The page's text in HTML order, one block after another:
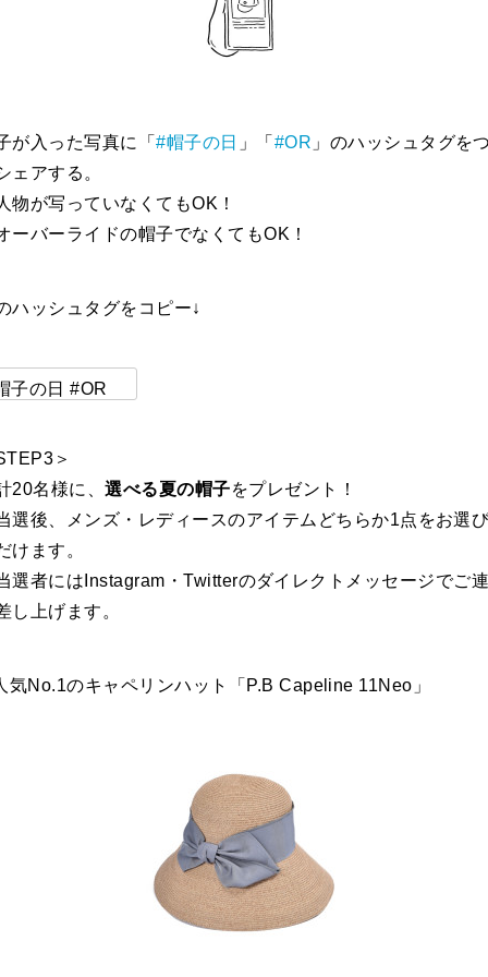
が入った写真に「#帽子の日 」「 #OR 」のハッシュタグを
ェアする。
物が写っていなくてもOK！
ーバーライドの帽子でなくてもOK！
ハッシュタグをコピー↓
子の日 #OR
＞
20名様に、選べる夏の帽子をプレゼント！
選後、メンズ・レディースのアイテムどちらか1点をお選
けます。
選者にはInstagram・Twitterのダイレクトメッセージでご
し上げます。
気No.1のキャペリンハット「P.B Capeline 11Neo」